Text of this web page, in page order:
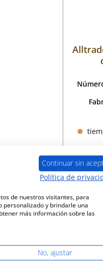
Continuar sin
Política de
de nuestros visitantes, para
y brindarle una
más información sobre las
No, ajustar